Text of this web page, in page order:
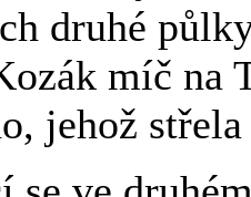
druhé
míč na
jehož